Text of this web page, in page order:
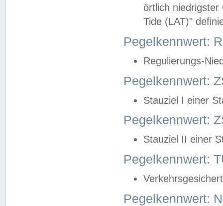
örtlich
Tide (LAT)"
Pegelkennwert:
Regulierungs-
Pegelkennwert:
Stauziel I einer
Pegelkennwert:
Stauziel II einer
Pegelkennwert:
Pegelkennwert: